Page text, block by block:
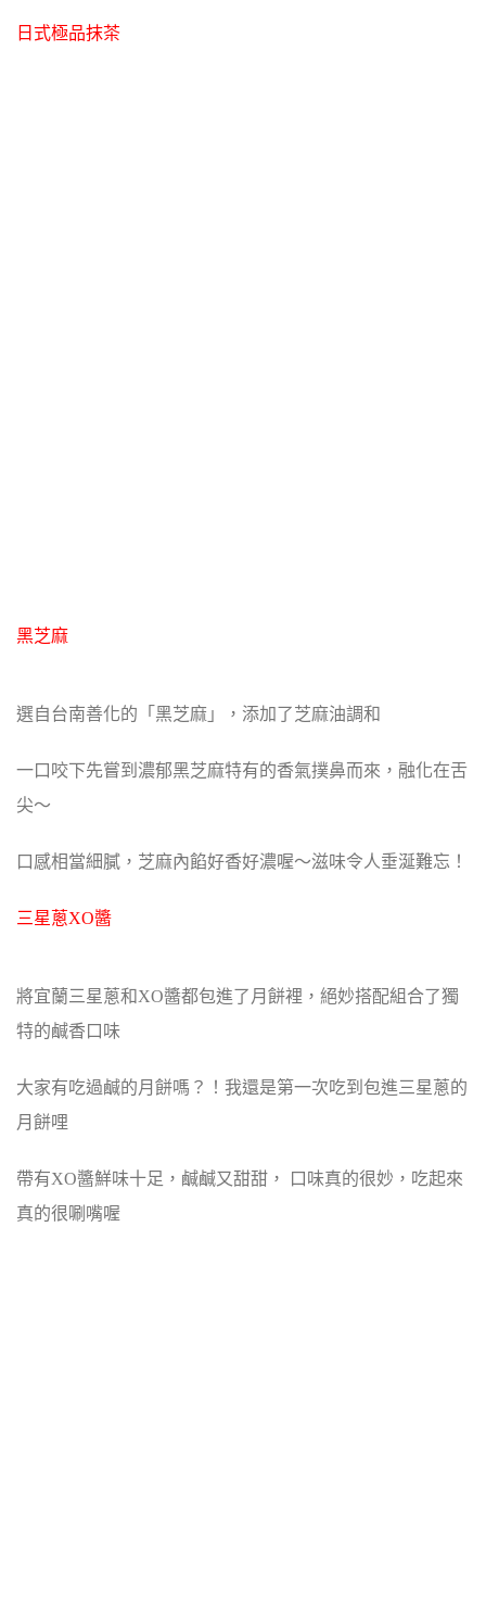
日式極品抹茶
黑芝麻
選自台南善化的「黑芝麻」，添加了芝麻油調和
一口咬下先嘗到濃郁黑芝麻特有的香氣撲鼻而來，融化在舌
尖～
口感相當細膩，芝麻內餡好香好濃喔～滋味令人垂涎難忘！
三星蔥XO醬
將宜蘭三星蔥和XO醬都包進了月餅裡，絕妙搭配組合了獨
特的鹹香口味
大家有吃過鹹的月餅嗎？！我還是第一次吃到包進三星蔥的
月餅哩
帶有XO醬鮮味十足，鹹鹹又甜甜， 口味真的很妙，吃起來
真的很唰嘴喔